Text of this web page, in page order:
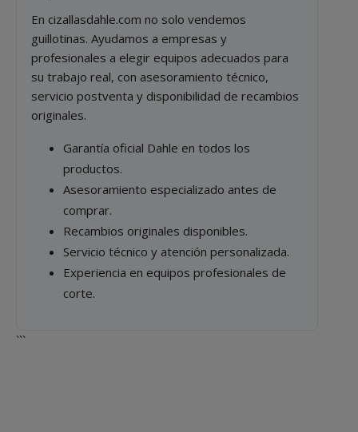
En cizallasdahle.com no solo vendemos
guillotinas. Ayudamos a empresas y
profesionales a elegir equipos adecuados para
su trabajo real, con asesoramiento técnico,
servicio postventa y disponibilidad de recambios
originales.
Garantía oficial Dahle en todos los
productos.
Asesoramiento especializado antes de
comprar.
Recambios originales disponibles.
Servicio técnico y atención personalizada.
Experiencia en equipos profesionales de
corte.
```